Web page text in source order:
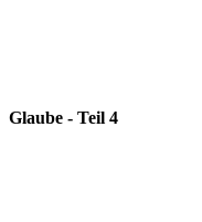
Glaube - Teil 4